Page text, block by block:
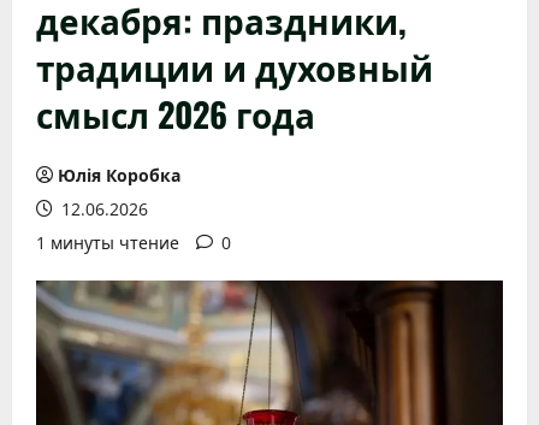
декабря: праздники,
традиции и духовный
смысл 2026 года
Юлія Коробка
12.06.2026
1 минуты чтение
0